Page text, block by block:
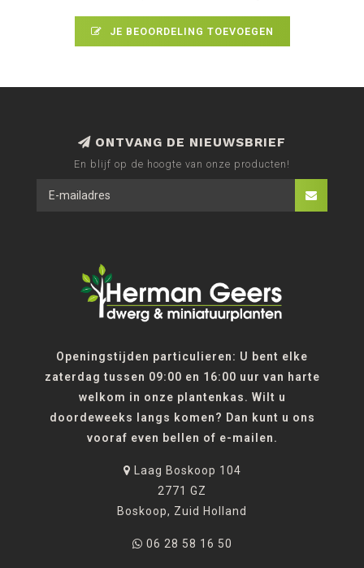
JE BEOORDELING TOEVOEGEN
ONTVANG DE NIEUWSBRIEF
En blijf op de hoogte van onze producten!
Openingstijden particulieren: U bent elke
zaterdag tussen 09:00 en 16:00 uur van harte
welkom in onze plantenkas. Wilt u
doordeweeks langs komen? Dan kunt u ons
vooraf even bellen of e-mailen.
Laag Boskoop 104
2771 GZ
Boskoop, Zuid Holland
06 28 58 16 50